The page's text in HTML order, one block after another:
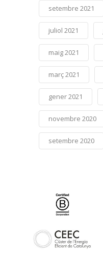
setembre 2021
juliol 2021
maig 2021
març 2021
gener 2021
novembre 2020
setembre 2020